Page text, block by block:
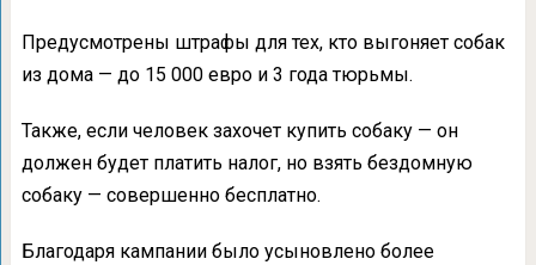
Предусмотрены штрафы для тех, кто выгоняет собак
из дома — до 15 000 евро и 3 года тюрьмы.
Также, если человек захочет купить собаку — он
должен будет платить налог, но взять бездомную
собаку — совершенно бесплатно.
Благодаря кампании было усыновлено более